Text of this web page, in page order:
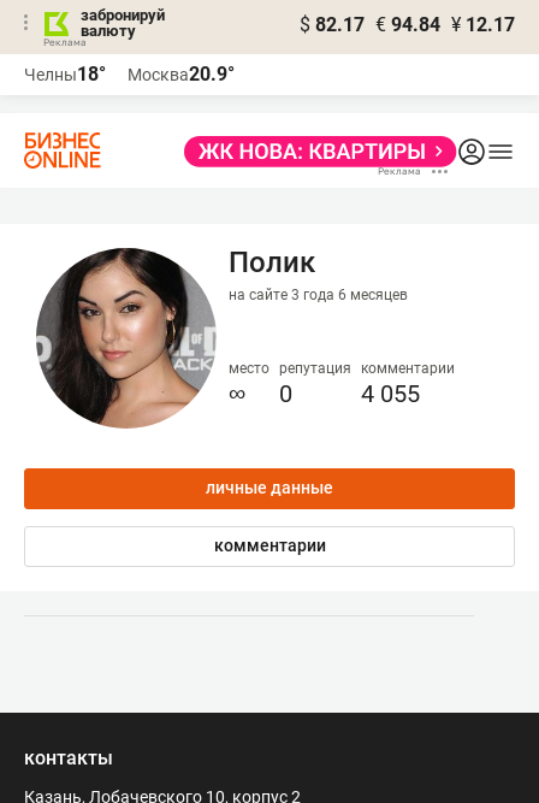
забронируй
валюту
$ 82.17 € 94.84 ¥ 12.17
Челны18° Москва20.9°
Полик
на сайте 3 года 6 месяцев
место
∞
репутация
0
комментарии
4 055
личные данные
комментарии
контакты
Казань, Лобачевского 10, корпус 2